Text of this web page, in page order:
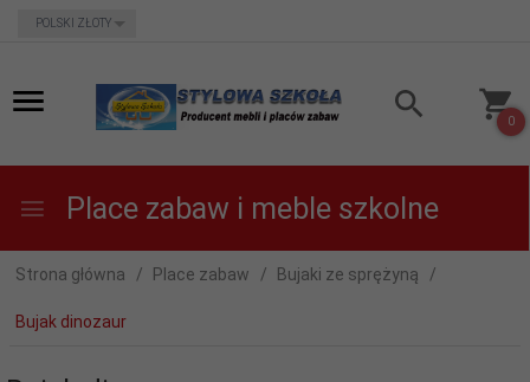
currency_h
POLSKI ZŁOTY
0
Place zabaw i meble szkolne
Strona główna Place zabaw Bujaki ze sprężyną
Bujak dinozaur